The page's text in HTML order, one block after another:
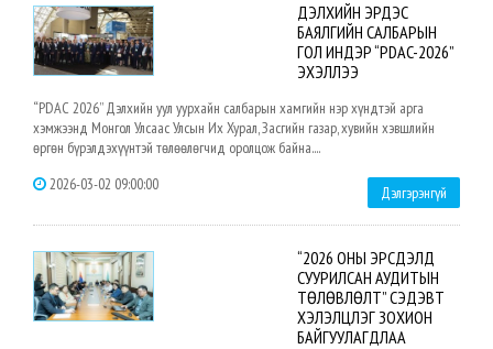
ДЭЛХИЙН ЭРДЭС
БАЯЛГИЙН САЛБАРЫН
ГОЛ ИНДЭР “PDAC-2026”
ЭХЭЛЛЭЭ
“PDAC 2026” Дэлхийн уул уурхайн салбарын хамгийн нэр хүндтэй арга
хэмжээнд Монгол Улсаас Улсын Их Хурал, Засгийн газар, хувийн хэвшлийн
өргөн бүрэлдэхүүнтэй төлөөлөгчид оролцож байна....
2026-03-02 09:00:00
Дэлгэрэнгүй
“2026 ОНЫ ЭРСДЭЛД
СУУРИЛСАН АУДИТЫН
ТӨЛӨВЛӨЛТ” СЭДЭВТ
ХЭЛЭЛЦҮҮЛЭГ ЗОХИОН
БАЙГУУЛАГДЛАА